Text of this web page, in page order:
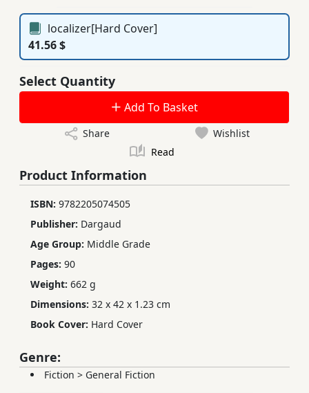
localizer[Hard Cover]
41.56 $
Select Quantity
Add To Basket
Share
Wishlist
Read
Product Information
ISBN: 9782205074505
Publisher: Dargaud
Age Group: Middle Grade
Pages: 90
Weight: 662 g
Dimensions: 32 x 42 x 1.23 cm
Book Cover: Hard Cover
Genre:
Fiction > General Fiction